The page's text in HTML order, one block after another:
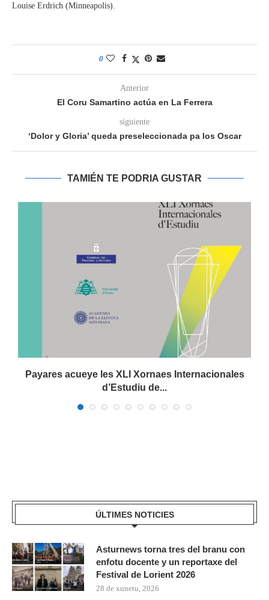
Louise Erdrich (Minneapolis).
0
Anterior
El Coru Samartino actúa en La Ferrera
siguiente
‘Dolor y Gloria’ queda preseleccionada pa los Oscar
TAMIÉN TE PODRIA GUSTAR
Payares acueye les XLI Xornaes Internacionales
d’Estudiu de...
ÚLTIMES NOTICIES
Asturnews torna tres del branu con
enfotu docente y un reportaxe del
Festival de Lorient 2026
28 de xunetu, 2026